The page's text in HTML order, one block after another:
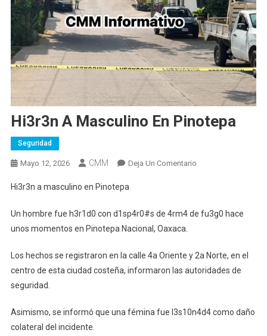
Hi3r3n A Masculino En Pinotepa
Seguridad
Mayo 12, 2026 CMM Deja Un ComentarioEn
En
Hi3r3n a masculino en Pinotepa
Un hombre fue h3r1d0 con d1sp4r0#s de 4rm4 de fu3g0 hace
unos momentos en Pinotepa Nacional, Oaxaca.
Los hechos se registraron en la calle 4a Oriente y 2a Norte, en el
centro de esta ciudad costeña, informaron las autoridades de
seguridad.
Asimismo, se informó que una fémina fue l3s10n4d4 como daño
colateral del incidente.